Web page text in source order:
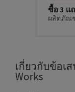
ซื้อ 3 แ
ผลิตภัณ
เกี่ยวกับข้อเ
Works